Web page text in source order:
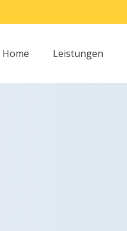
Home Leistungen